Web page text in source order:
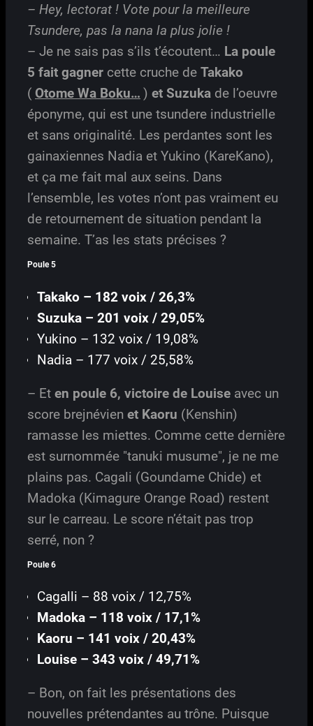
– Hey, lectorat ! Vote pour la meilleure
Tsundere, pas la nana la plus jolie !
– Je ne sais pas s’ils t’écoutent… La poule
5 fait gagner cette cruche de Takako
( Otome Wa Boku… ) et Suzuka de l’oeuvre
éponyme, qui est une tsundere industrielle
et sans originalité. Les perdantes sont les
gainaxiennes Nadia et Yukino (KareKano),
et ça me fait mal aux seins. Dans
l’ensemble, les votes n’ont pas vraiment eu
de retournement de situation pendant la
semaine. T’as les stats précises ?
Poule 5
Takako – 182 voix / 26,3%
Suzuka – 201 voix / 29,05%
Yukino – 132 voix / 19,08%
Nadia – 177 voix / 25,58%
– Et en poule 6, victoire de Louise avec un
score brejnévien et Kaoru (Kenshin)
ramasse les miettes. Comme cette dernière
est surnommée "tanuki musume", je ne me
plains pas. Cagali (Goundame Chide) et
Madoka (Kimagure Orange Road) restent
sur le carreau. Le score n’était pas trop
serré, non ?
Poule 6
Cagalli – 88 voix / 12,75%
Madoka – 118 voix / 17,1%
Kaoru – 141 voix / 20,43%
Louise – 343 voix / 49,71%
– Bon, on fait les présentations des
nouvelles prétendantes au trône. Puisque